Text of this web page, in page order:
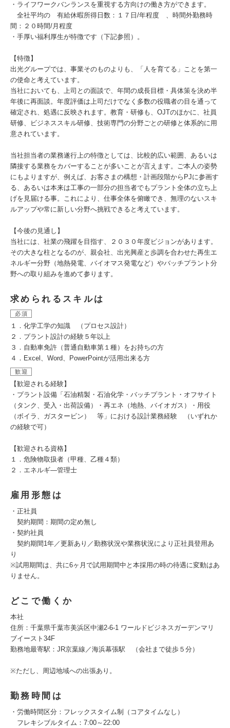
・ライフワークバンランスを重視する方向けの働き方ができます。
全社平均の 有給休暇所得日数：１７日/年程度 、時間外勤務時
間：２０時間/月程度
・手厚い福利厚生が特徴です（下記参照）。
【特徴】
出光グループでは、事業そのものよりも、「人を育てる」ことを第一
の使命と考えています。
当社においても、上司との面談で、年間の成長目標・具体策を決め半
年後に再面談。年度評価は上司だけでなく多数の役職者の目を通って
確定され、処遇に反映されます。教育・研修も、OJTのほかに、社員
研修、ビジネススキル研修、技術専門の分野ごとの研修と体系的に用
意されています。
当社担当者の業務遂行上の特徴としては、比較的広い範囲、あるいは
隣接する業務をカバーすることが多いことが言えます。ご本人の姿勢
にもよりますが、例えば、お客さまの構想・計画段階からPJに参画す
る、あるいは本来は工事の一部分の担当者でもプラント全体の立ち上
げを見届ける事。これにより、仕事全体を俯瞰でき、無理のないスキ
ルアップや常に新しい分野へ挑戦できると考えています。
【今後の見通し】
当社には、社業の飛躍を目指す、２０３０年度ビジョンがあります。
その大きな柱となるのが、親会社、出光興産と歩調を合わせた再生エ
ネルギー分野（地熱発電、バイオマス発電など）やバッチプラント分
野への取り組みを進めて参ります。
求められるスキルは
必須
１．化学工学の知識 （プロセス設計）
２．プラント設計の経験５年以上
３．自動車免許（普通自動車第１種）をお持ちの方
４．Excel、Word、PowerPointが活用出来る方
歓迎
【歓迎される経験】
・プラント設備「石油精製・石油化学・バッチプラント・オフサイト
（タンク、受入・出荷設備）・再エネ（地熱、バイオガス）・用役
（ボイラ、ガスタービン） 等」における設計業務経験 （いずれか
の経験で可）
【歓迎される資格】
１．危険物取扱者（甲種、乙種４類）
２．エネルギ―管理士
雇用形態は
・正社員
契約期間：期間の定め無し
・契約社員
契約期間1年／更新あり／勤務状況や業務状況により正社員登用あ
り
※試用期間は、共に6ヶ月で試用期間中と本採用の時の待遇に変動はあ
りません。
どこで働くか
本社
住所：千葉県千葉市美浜区中瀬2-6-1 ワールドビジネスガーデンマリ
ブイースト34F
勤務地最寄駅：JR京葉線／海浜幕張駅 （会社まで徒歩５分）
※ただし、周辺地域への出張あり。
勤務時間は
・労働時間区分：フレックスタイム制（コアタイムなし）
フレキシブルタイム：7:00～22:00